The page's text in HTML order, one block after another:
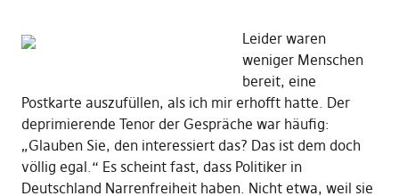
Leider waren
weniger Menschen
bereit, eine
Postkarte auszufüllen, als ich mir erhofft hatte. Der
deprimierende Tenor der Gespräche war häufig:
„Glauben Sie, den interessiert das? Das ist dem doch
völlig egal.“ Es scheint fast, dass Politiker in
Deutschland Narrenfreiheit haben. Nicht etwa, weil sie